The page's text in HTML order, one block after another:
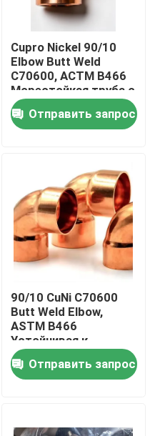
Cupro Nickel 90/10
Elbow Butt Weld
C70600, АСТМ B466
Морестойкая труба с
коррозионной
стойкостью
Отправить запрос
90/10 CuNi C70600
Butt Weld Elbow,
ASTM B466
Устойчивая к
морской воде
купроникелевая
фитинга
Отправить запрос